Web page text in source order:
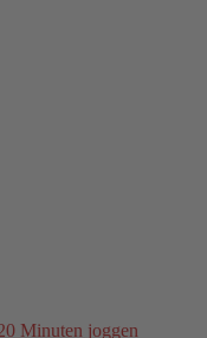
Minuten joggen